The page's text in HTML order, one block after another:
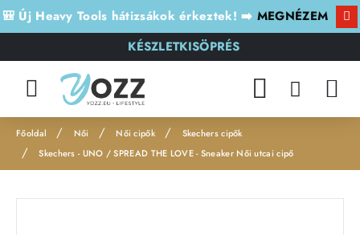
🎒 Új Heavy Tools hátizsákok érkeztek! ➡️ MEGNÉZEM
KÉSZLETKISÖPRÉS
o
Női Női cipők
Skechers cipők
Skechers - UNO / SPREAD THE LOVE - Sneaker Női utcai cipő